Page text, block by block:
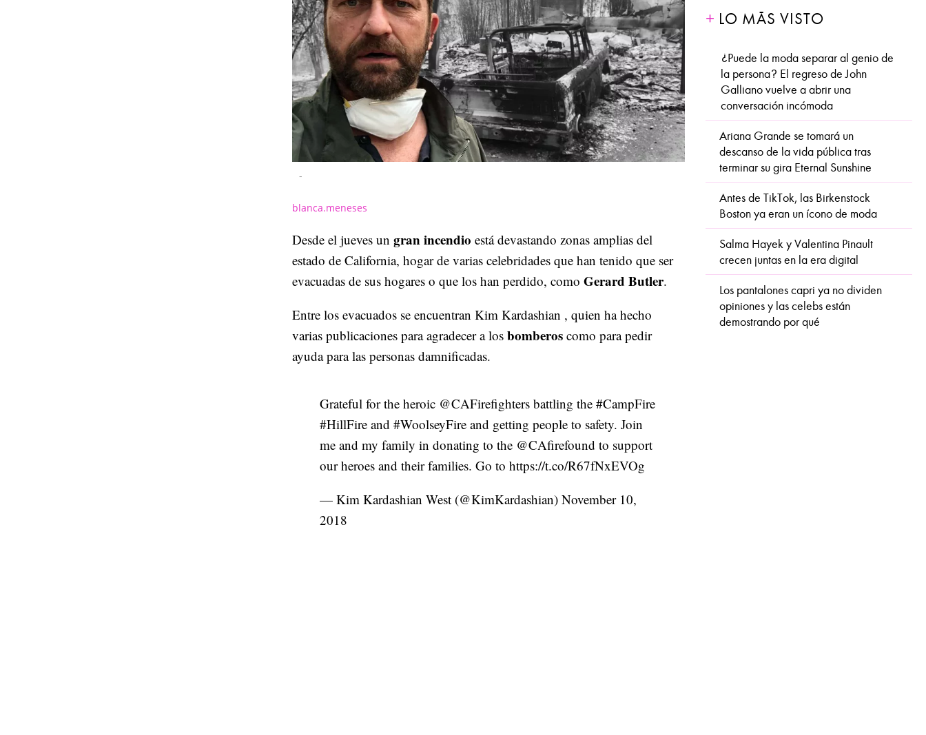
-
blanca.meneses
Desde el jueves un gran incendio está devastando zonas amplias del
estado de California, hogar de varias celebridades que han tenido que ser
evacuadas de sus hogares o que los han perdido, como Gerard Butler.
Entre los evacuados se encuentran Kim Kardashian , quien ha hecho
varias publicaciones para agradecer a los bomberos como para pedir
ayuda para las personas damnificadas.
Grateful for the heroic @CAFirefighters battling the #CampFire
#HillFire and #WoolseyFire and getting people to safety. Join
me and my family in donating to the @CAfirefound to support
our heroes and their families. Go to https://t.co/R67fNxEVOg
— Kim Kardashian West (@KimKardashian) November 10,
2018
LO MÁS VISTO
¿Puede la moda separar al genio de
la persona? El regreso de John
Galliano vuelve a abrir una
conversación incómoda
Ariana Grande se tomará un
descanso de la vida pública tras
terminar su gira Eternal Sunshine
Antes de TikTok, las Birkenstock
Boston ya eran un ícono de moda
Salma Hayek y Valentina Pinault
crecen juntas en la era digital
Los pantalones capri ya no dividen
opiniones y las celebs están
demostrando por qué